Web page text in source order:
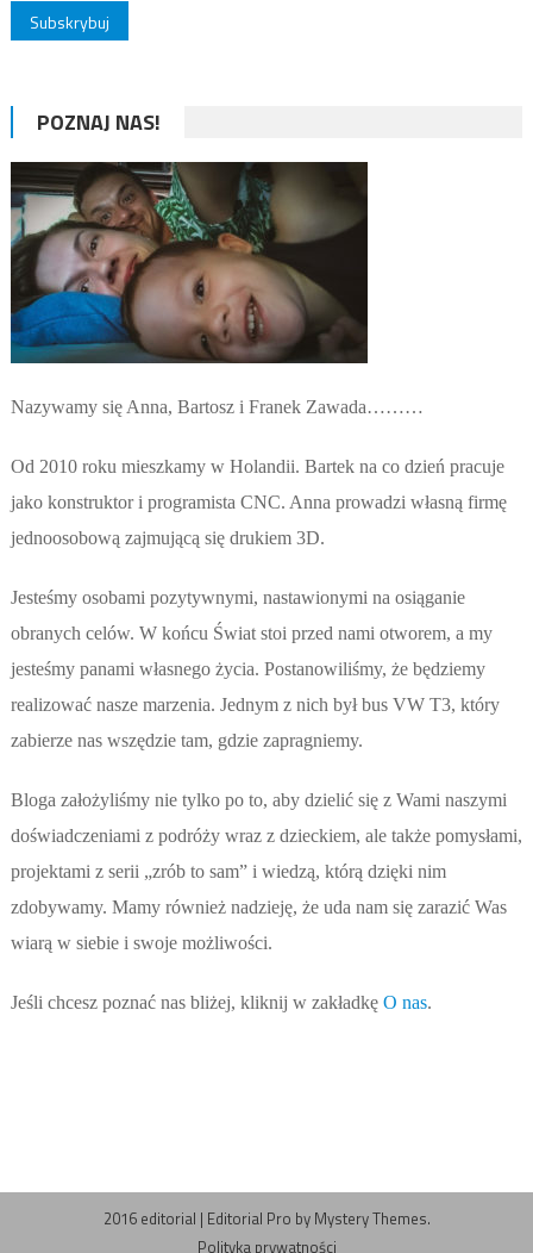
POZNAJ NAS!
Nazywamy się Anna, Bartosz i Franek Zawada………
Od 2010 roku mieszkamy w Holandii. Bartek na co dzień pracuje
jako konstruktor i programista CNC. Anna prowadzi własną firmę
jednoosobową zajmującą się drukiem 3D.
Jesteśmy osobami pozytywnymi, nastawionymi na osiąganie
obranych celów. W końcu Świat stoi przed nami otworem, a my
jesteśmy panami własnego życia. Postanowiliśmy, że będziemy
realizować nasze marzenia. Jednym z nich był bus VW T3, który
zabierze nas wszędzie tam, gdzie zapragniemy.
Bloga założyliśmy nie tylko po to, aby dzielić się z Wami naszymi
doświadczeniami z podróży wraz z dzieckiem, ale także pomysłami,
projektami z serii „zrób to sam” i wiedzą, którą dzięki nim
zdobywamy. Mamy również nadzieję, że uda nam się zarazić Was
wiarą w siebie i swoje możliwości.
Jeśli chcesz poznać nas bliżej, kliknij w zakładkę O nas.
2016 editorial | Editorial Pro by Mystery Themes.
Polityka prywatności